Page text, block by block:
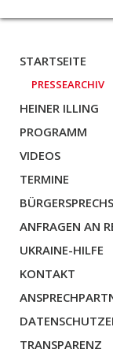
STARTSEITE
PRESSEARCHIV
HEINER ILLING
PROGRAMM
VIDEOS
TERMINE
ANFRAGEN AN
UKRAINE-HILFE
KONTAKT
TRANSPARENZ